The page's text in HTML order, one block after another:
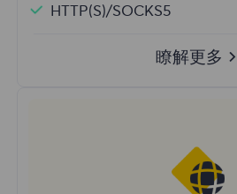
HTTP(S)/SOCKS5
瞭解更多